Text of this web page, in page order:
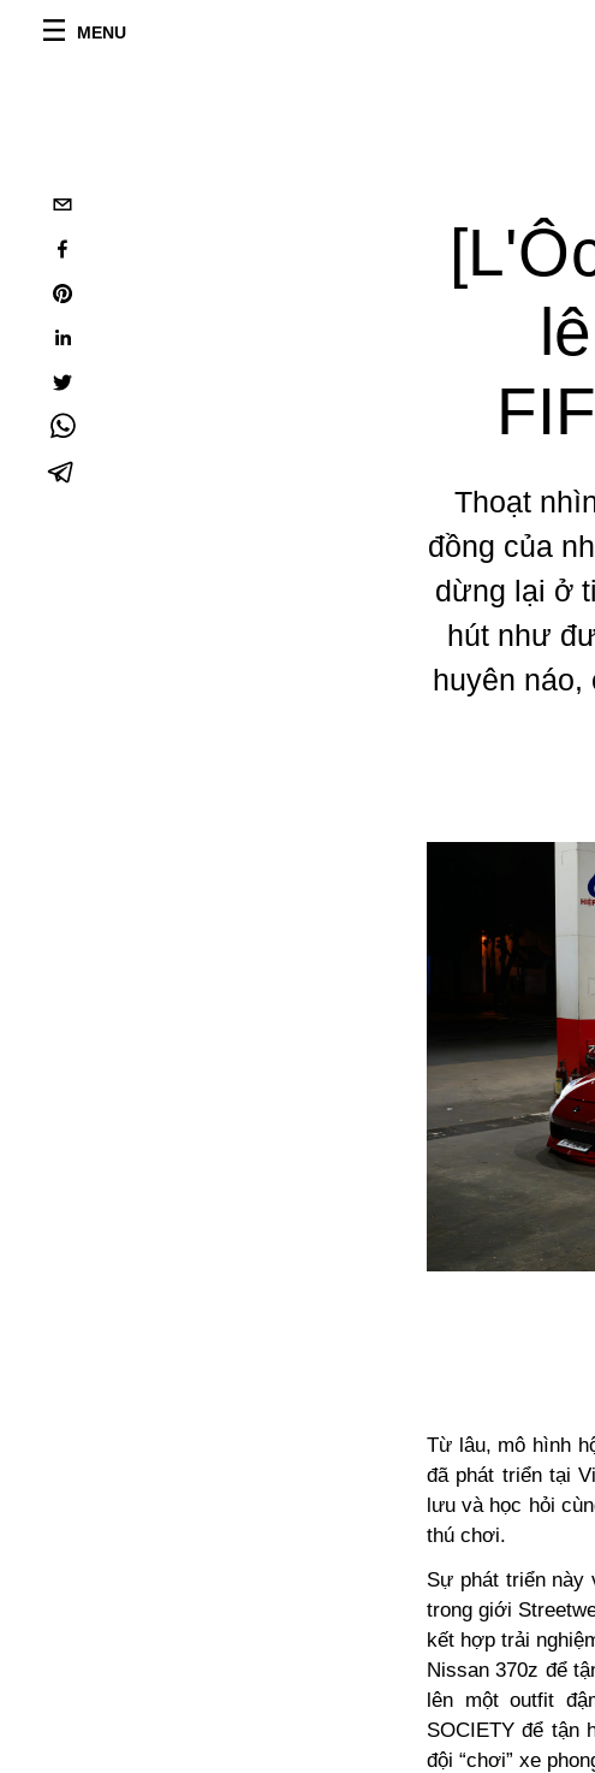
MENU
Thoạt
đồng của
dừng lại ở
hút như
huyên náo,
Từ lâu, mô hình
đã phát triển tại
lưu và học hỏi
thú chơi.
Sự phát triển này
trong giới
kết hợp trải
Nissan 370z để
lên một outfit
SOCIETY để tận
đội “chơi” xe